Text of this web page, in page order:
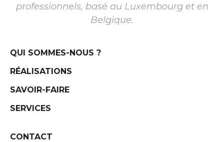
professionnels, basé au Luxembourg et en
Belgique.
QUI SOMMES-NOUS ?
RÉALISATIONS
SAVOIR-FAIRE
SERVICES
CONTACT